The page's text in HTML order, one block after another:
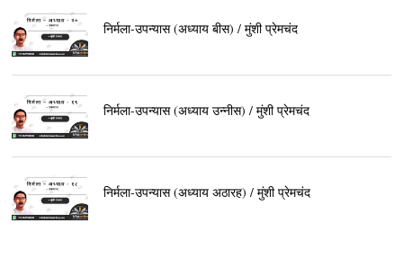
निर्मला-उपन्यास (अध्याय बीस) / मुंशी प्रेमचंद
निर्मला-उपन्यास (अध्याय उन्नीस) / मुंशी प्रेमचंद
निर्मला-उपन्यास (अध्याय अठारह) / मुंशी प्रेमचंद